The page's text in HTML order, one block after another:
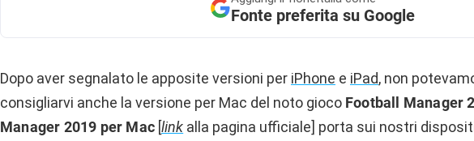
Fonte preferita su Google
Dopo aver segnalato le apposite versioni per iPhone e iPad, non
consigliarvi anche la versione per Mac del noto gioco Football Manager
Manager 2019 per Mac [link alla pagina ufficiale] porta sui nostri